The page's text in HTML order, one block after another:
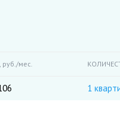
руб./мес.
1